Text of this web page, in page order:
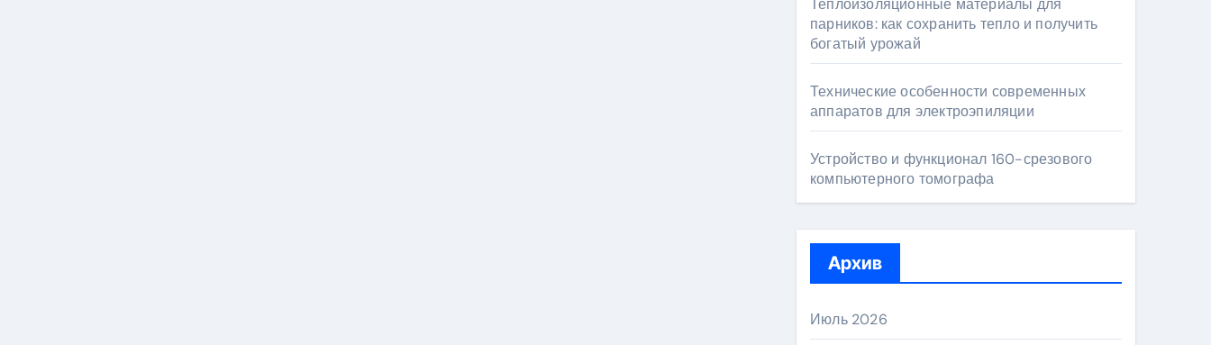
Теплоизоляционные материалы для
парников: как сохранить тепло и получить
богатый урожай
Технические особенности современных
аппаратов для электроэпиляции
Устройство и функционал 160-срезового
компьютерного томографа
Архив
Июль 2026